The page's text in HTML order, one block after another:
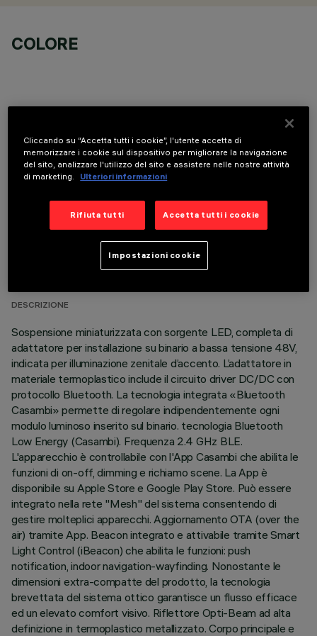
COLORE
COMPONENTI OPZIONALI
DATI TECNICI
ULTIMO AGGIORNAMENTO: 07/08/2026
DESCRIZIONE
Sospensione miniaturizzata con sorgente LED, completa di
adattatore per installazione su binario a bassa tensione 48V,
indicata per illuminazione zenitale d’accento. L’adattatore in
materiale termoplastico include il circuito driver DC/DC con
protocollo Bluetooth. La tecnologia integrata «Bluetooth
Casambi» permette di regolare indipendentemente ogni
modulo luminoso inserito sul binario. tecnologia Bluetooth
Low Energy (Casambi). Frequenza 2.4 GHz BLE.
L'apparecchio è controllabile con l'App Casambi che abilita le
funzioni di on-off, dimming e richiamo scene. La App è
disponibile su Apple Store e Google Play Store. Può essere
integrato nella rete "Mesh" del sistema consentendo di
gestire molteplici apparecchi. Aggiornamento OTA (over the
air) tramite App. Beacon integrato e attivabile tramite Smart
Light Control (iBeacon) che abilita le funzioni: push
notification, indoor navigation-wayfinding. Nonostante le
dimensioni extra-compatte del prodotto, la tecnologia
brevettata del sistema ottico garantisce un flusso efficace
ed un elevato comfort visivo. Riflettore Opti-Beam ad alta
definizione in termoplastico metallizzato. Corpo principale e
Cliccando su “Accetta tutti i cookie”, l'utente accetta di
memorizzare i cookie sul dispositivo per migliorare la navigazione
del sito, analizzare l'utilizzo del sito e assistere nelle nostre attività
di marketing.
Ulteriori informazioni
Rifiuta tutti Accetta tutti i cookie
Impostazioni cookie